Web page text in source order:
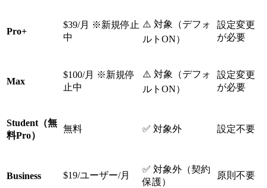
Pro+
$39/月 ※新規停止
中
⚠️ 対象（デフォ
ルトON）
設定変更
が必要
Max
$100/月 ※新規停
止中
⚠️ 対象（デフォ
ルトON）
設定変更
が必要
Student（無
料Pro）
無料 ✅ 対象外 設定不要
Business $19/ユーザー/月
✅ 対象外（契約
保護）
原則不要